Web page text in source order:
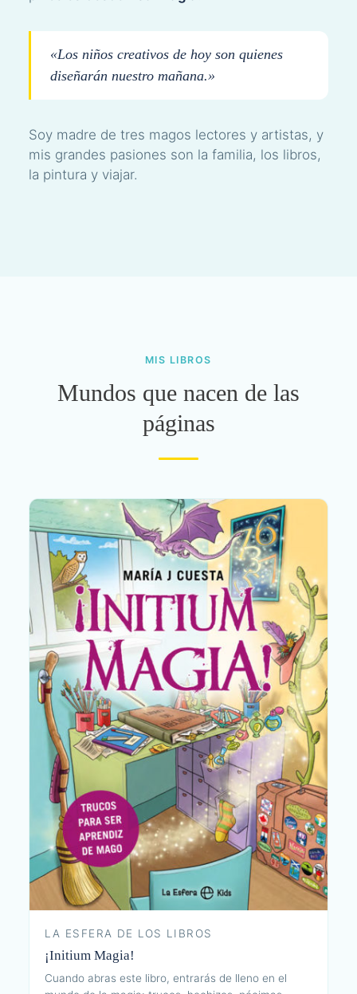
«Los niños creativos de hoy son quienes
diseñarán nuestro mañana.»
Soy madre de tres magos lectores y artistas, y
mis grandes pasiones son la familia, los libros,
la pintura y viajar.
MIS LIBROS
Mundos que nacen de las
páginas
LA ESFERA DE LOS LIBROS
¡Initium Magia!
Cuando abras este libro, entrarás de lleno en el